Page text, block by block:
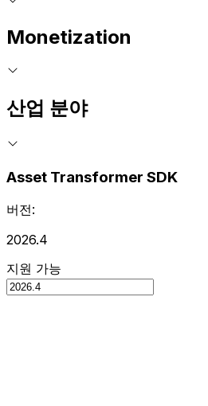
Monetization
산업 분야
Asset Transformer SDK
버전:
2026.4
지원 가능